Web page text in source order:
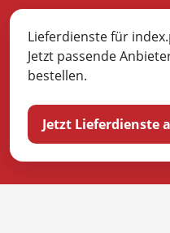
Lieferdienste für
Jetzt passende
bestellen.
Jetzt Lieferdienste